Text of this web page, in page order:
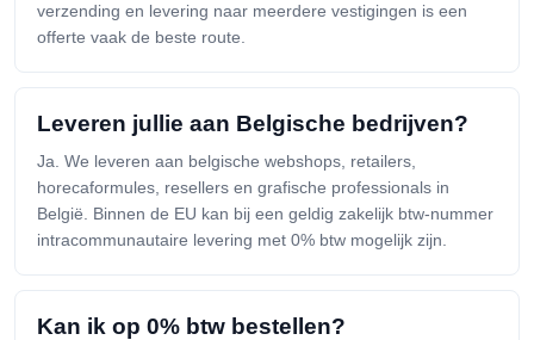
verzending en levering naar meerdere vestigingen is een
offerte vaak de beste route.
Leveren jullie aan Belgische bedrijven?
Ja. We leveren aan belgische webshops, retailers,
horecaformules, resellers en grafische professionals in
België. Binnen de EU kan bij een geldig zakelijk btw-nummer
intracommunautaire levering met 0% btw mogelijk zijn.
Kan ik op 0% btw bestellen?